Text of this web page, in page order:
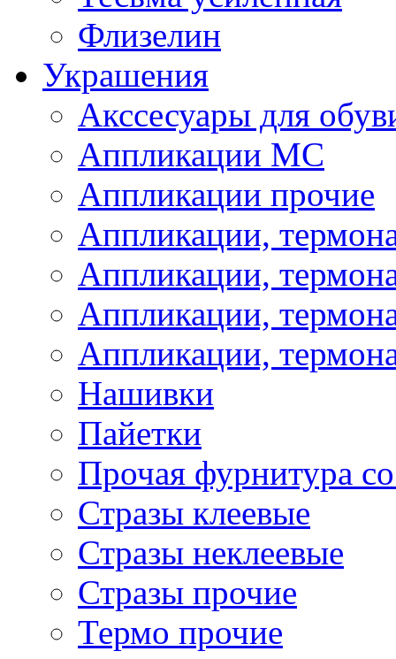
Флизелин
Украшения
Акссесуары для
Аппликации МС
Аппликации прочие
Аппликации,
Аппликации,
Аппликации,
Аппликации,
Нашивки
Пайетки
Прочая фурнитура
Стразы клеевые
Стразы неклеевые
Стразы прочие
Термо прочие